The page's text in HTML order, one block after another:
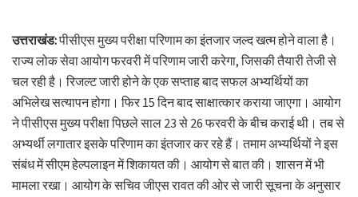
उत्तराखंड:पीसीएस मुख्य परीक्षा परिणाम का इंतजार जल्द खत्म होने वाला है।
राज्य लोक सेवा आयोग फरवरी में परिणाम जारी करेगा, जिसकी तैयारी तेजी से
चल रही है। रिजल्ट जारी होने के एक सप्ताह बाद सफल अभ्यर्थियों का
अभिलेख सत्यापन होगा। फिर 15 दिन बाद साक्षात्कार कराया जाएगा। आयोग
ने पीसीएस मुख्य परीक्षा पिछले साल 23 से 26 फरवरी के बीच कराई थी। तब से
अभ्यर्थी लगातार इसके परिणाम का इंतजार कर रहे हैं। तमाम अभ्यर्थियों ने इस
संबंध में सीएम हेल्पलाइन में शिकायत की। आयोग से बात की। शासन में भी
मामला रखा। आयोग के सचिव जीएस रावत की ओर से जारी सूचना के अनुसार